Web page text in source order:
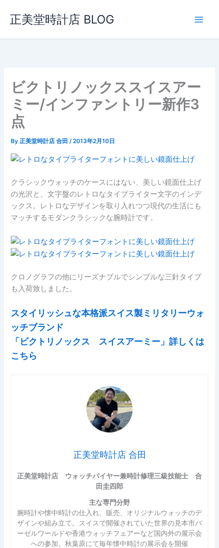
ス
正美堂時計店 BLOG
ビクトリノックススイスアー
ミー/インファントリー新作3
点
By正美堂時計店 合田/2013年2月10日
クラシックウォッチのケースにはない、美しい鏡面仕上げ
の光沢と、文字盤のレトロなタイプライター文字のインデ
ックス。レトロなデザインを取り入れつつ現代の生活にも
マッチするモダンクラシックな腕時計です。
クロノグラフの他にリーズナブルでシンプルな三針タイプ
も入荷致しました。
スタイリッシュな本格派スイス製ミリタリーウォ
ッチブランド
「ビクトリノックス スイスアーミー」詳しくは
こちら
正美堂時計店 合田
正美堂時計店 ウォッチバイヤー兼時計修理三級技能士 合
田圭四郎
主な専門分野
腕時計や懐中時計の仕入れ、販売、オリジナルウォッチのデ
ザインや組み立て。スイスで開催されていた世界の見本市バ
ーゼルワールドや香港ウォッチフェアーなど国内外の展示会
への参加。秋葉原にて毎年懐中時計の展示会を開催